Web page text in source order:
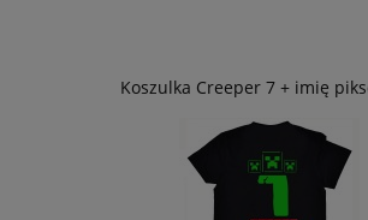
Koszulka Creeper 7 + imię